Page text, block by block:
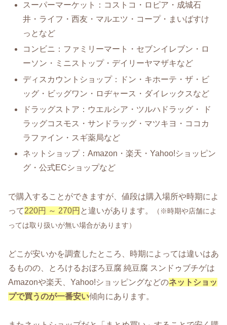
スーパーマーケット：コストコ・ロピア・成城石
井・ライフ・西友・マルエツ・コープ・まいばすけ
っとなど
コンビニ：ファミリーマート・セブンイレブン・ロ
ーソン・ミニストップ・デイリーヤマザキなど
ディスカウントショップ：ドン・キホーテ・ザ・ビ
ッグ・ビッグワン・ロヂャース・ダイレックスなど
ドラッグストア：ウエルシア・ツルハドラッグ・ ド
ラッグコスモス・サンドラッグ・マツキヨ・ココカ
ラファイン・スギ薬局など
ネットショップ：Amazon・楽天・Yahoo!ショッピン
グ・公式ECショップなど
で購入することができますが、値段は購入場所や時期によ
って220円 ～ 270円 と違いがあります。
（※時期や店舗によ
っては取り扱いが無い場合があります）
どこが安いかを調査したところ、時期によっては違いはあ
るものの、とろけるおぼろ豆腐 純豆腐 スンドゥブチゲは
Amazonや楽天、Yahoo!ショッピングなどのネットショッ
プで買うのが一番安い傾向にあります。